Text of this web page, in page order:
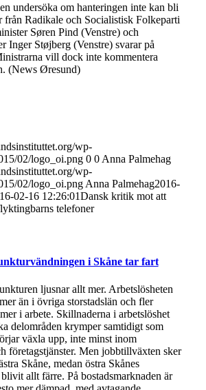
undersöka om hanteringen inte kan bli
från Radikale och Socialistisk Folkeparti
Søren Pind (Venstre) och
Inger Støjberg (Venstre) svarar på
vill dock inte kommentera
(News Øresund)
wp-
02/logo_oi.png 0 0 Anna Palmehag
wp-
02/logo_oi.png Anna Palmehag2016-
02-16 12:26:01Dansk kritik mot att
telefoner
i Skåne tar fart
ljusnar allt mer. Arbetslösheten
än i övriga storstadslän och fler
i arbete. Skillnaderna i arbetslöshet
delområden krymper samtidigt som
växla upp, inte minst inom
företagstjänster. Men jobbtillväxten sker
Skåne, medan östra Skånes
allt färre. På bostadsmarknaden är